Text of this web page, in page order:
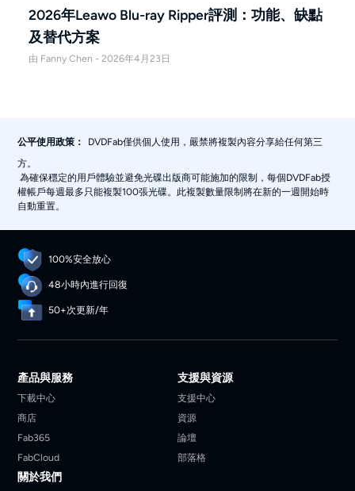
2026年Leawo Blu-ray Ripper評測：功能、缺點
及替代方案
由 Fanny Chen - 2026年4月23日
公平使用政策：
DVDFab僅供個人使用，嚴禁將複製內容分享給任何第三
方。
為確保穩定的用戶體驗並避免光碟出版商可能施加的限制，每個DVDFab授
權帳戶每週最多只能複製100張光碟。此複製數量限制將在新的一週開始時
自動重置。
100%安全放心
48小時內進行回復
50+次更新/年
產品與服務
下載中心
商店
Fab365
FabCloud
支援與資源
支援中心
資源
論壇
部落格
關於我們